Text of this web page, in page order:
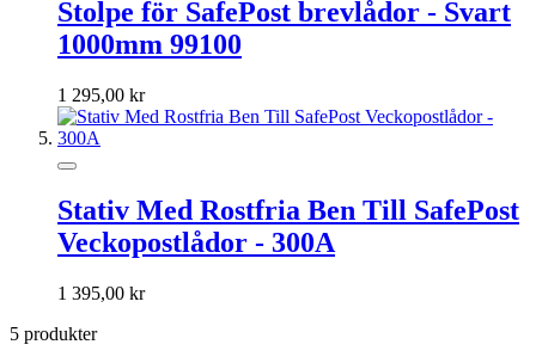
Stolpe för SafePost brevlådor - Svart
1000mm 99100
1 295,00 kr
Stativ Med Rostfria Ben Till SafePost
Veckopostlådor - 300A
1 395,00 kr
5 produkter